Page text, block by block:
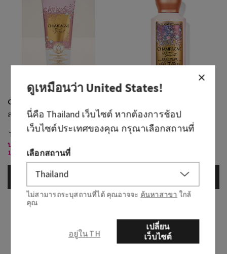
Champagne Toast
สบู่บำรุงผิว
THB 1,150.00
บอดี้แคร์ที่ร่วมรายการ 3 ชิ้น
1,000 บาท
เพิ่มลงกระเป๋า
สบู่อาบน้ำขนาดพกพา
THB 500.00 THB 280.00
เพิ่มลงกระเป๋า
ดูเหมือนว่าUnited States!
นี่คือ Thailand เว็บไซต์ หากต้องการช้อป
เว็บไซต์ประเทศของคุณ กรุณาเลือกสถานที่
เลือกสถานที่
ไม่สามารถระบุสถานที่ได้ คุณอาจจะ ค้นหาสาขา ใกล้
คุณ
อยู่ใน TH
เปลี่ยน
เว็บไซต์